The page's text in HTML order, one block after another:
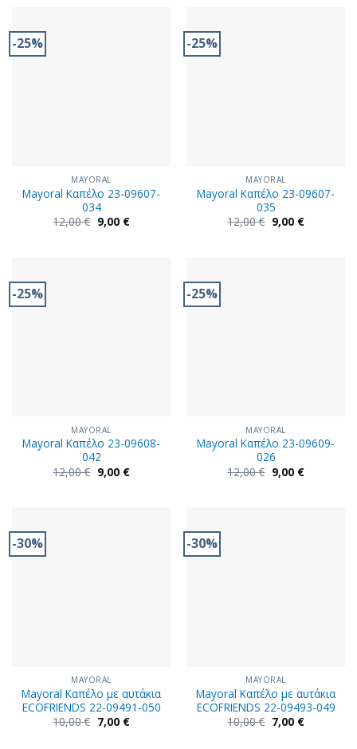
-25%
MAYORAL
Mayoral Καπέλο 23-09607-
034
12,00€ Original
price
9,00 €Η
τρέχουσα
-25%
MAYORAL
Mayoral Καπέλο 23-09607-
035
12,00€ Original
price
9,00 €Η
τρέχουσα
-25%
MAYORAL
Mayoral Καπέλο 23-09608-
042
12,00€ Original
price
9,00 €Η
τρέχουσα
-25%
MAYORAL
Mayoral Καπέλο 23-09609-
026
12,00€ Original
price
9,00 €Η
τρέχουσα
-30%
MAYORAL
Mayoral Καπέλο με αυτάκια
ECOFRIENDS 22-09491-050
10,00€ Original
price
7,00 €Η
-30%
MAYORAL
Mayoral Καπέλο με αυτάκια
ECOFRIENDS 22-09493-049
10,00€ Original
price
7,00 €Η